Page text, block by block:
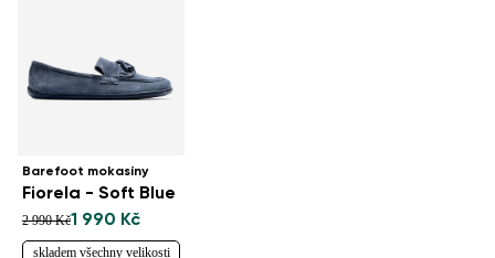
Barefoot mokasíny
Fiorela - Soft Blue
2 990 Kč1 990 Kč
skladem všechny velikosti